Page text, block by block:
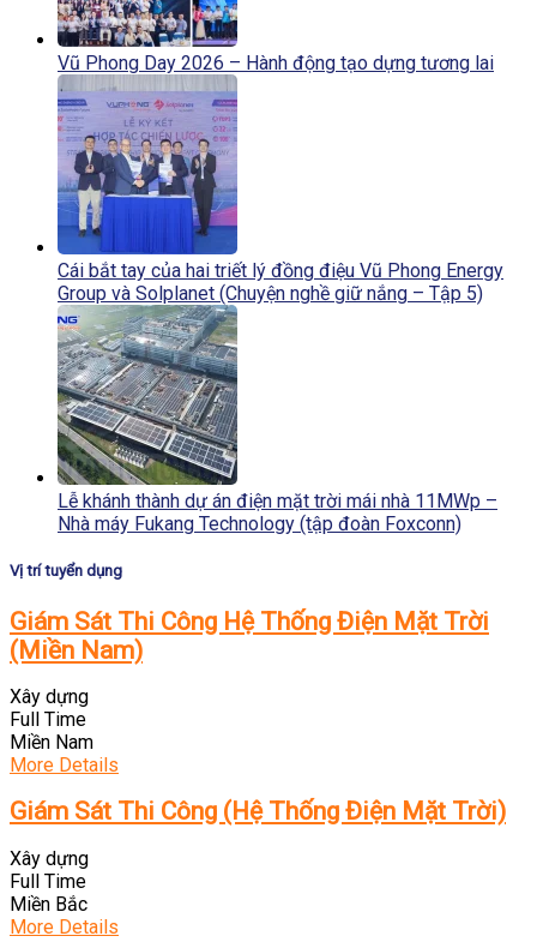
Vũ Phong Day 2026 – Hành động tạo dựng tương lai
Cái bắt tay của hai triết lý đồng điệu Vũ Phong Energy
Group và Solplanet (Chuyện nghề giữ nắng – Tập 5)
Lễ khánh thành dự án điện mặt trời mái nhà 11MWp –
Nhà máy Fukang Technology (tập đoàn Foxconn)
Vị trí tuyển dụng
Giám Sát Thi Công Hệ Thống Điện Mặt Trời
(Miền Nam)
Xây dựng
Full Time
Miền Nam
More Details
Giám Sát Thi Công (Hệ Thống Điện Mặt Trời)
Xây dựng
Full Time
Miền Bắc
More Details